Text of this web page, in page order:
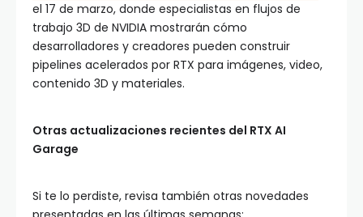
el 17 de marzo, donde especialistas en flujos de
trabajo 3D de NVIDIA mostrarán cómo
desarrolladores y creadores pueden construir
pipelines acelerados por RTX para imágenes, video,
contenido 3D y materiales.
Otras actualizaciones recientes del RTX AI
Garage
Si te lo perdiste, revisa también otras novedades